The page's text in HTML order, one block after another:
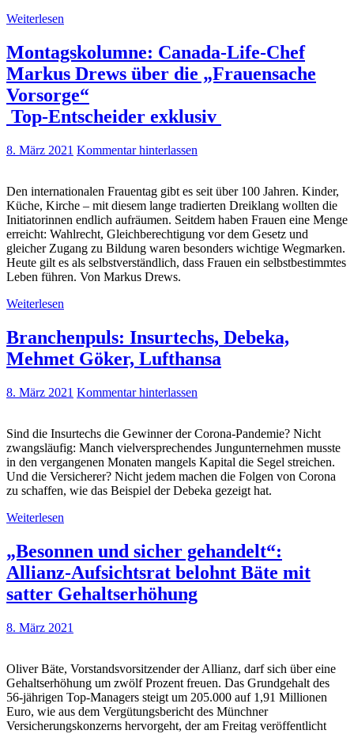
Weiterlesen
Montagskolumne: Canada-Life-Chef
Markus Drews über die „Frauensache
Vorsorge“
Top-Entscheider exklusiv
8. März 2021 Kommentar hinterlassen
Den internationalen Frauentag gibt es seit über 100 Jahren. Kinder,
Küche, Kirche – mit diesem lange tradierten Dreiklang wollten die
Initiatorinnen endlich aufräumen. Seitdem haben Frauen eine Menge
erreicht: Wahlrecht, Gleichberechtigung vor dem Gesetz und
gleicher Zugang zu Bildung waren besonders wichtige Wegmarken.
Heute gilt es als selbstverständlich, dass Frauen ein selbstbestimmtes
Leben führen. Von Markus Drews.
Weiterlesen
Branchenpuls: Insurtechs, Debeka,
Mehmet Göker, Lufthansa
8. März 2021 Kommentar hinterlassen
Sind die Insurtechs die Gewinner der Corona-Pandemie? Nicht
zwangsläufig: Manch vielversprechendes Jungunternehmen musste
in den vergangenen Monaten mangels Kapital die Segel streichen.
Und die Versicherer? Nicht jedem machen die Folgen von Corona
zu schaffen, wie das Beispiel der Debeka gezeigt hat.
Weiterlesen
„Besonnen und sicher gehandelt“:
Allianz-Aufsichtsrat belohnt Bäte mit
satter Gehaltserhöhung
8. März 2021
Oliver Bäte, Vorstandsvorsitzender der Allianz, darf sich über eine
Gehaltserhöhung um zwölf Prozent freuen. Das Grundgehalt des
56-jährigen Top-Managers steigt um 205.000 auf 1,91 Millionen
Euro, wie aus dem Vergütungsbericht des Münchner
Versicherungskonzerns hervorgeht, der am Freitag veröffentlicht